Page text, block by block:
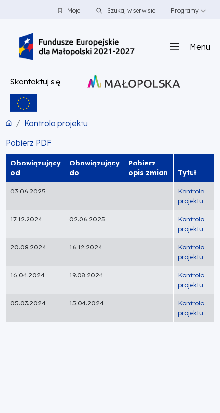
PRZEJDŹ DO TREŚCI
PRZEJDŹ DO MENUMoje Szukaj w serwisie Programy
Menu
Skontaktuj się
Kontrola projektu
Pobierz PDF
Obowiązujący
od
Obowiązujący
do
Pobierz
opis zmian
Tytuł
03.06.2025
Kontrola
projektu
17.12.2024 02.06.2025
Kontrola
projektu
20.08.2024 16.12.2024
Kontrola
projektu
16.04.2024 19.08.2024
Kontrola
projektu
05.03.2024 15.04.2024
Kontrola
projektu